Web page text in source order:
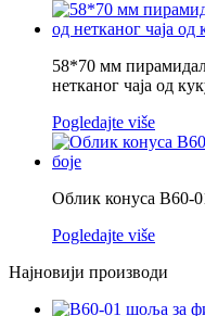
58*70 мм
нетканог чаја од
Pogledajte više
Облик конуса В60-
Pogledajte više
Најновији производи